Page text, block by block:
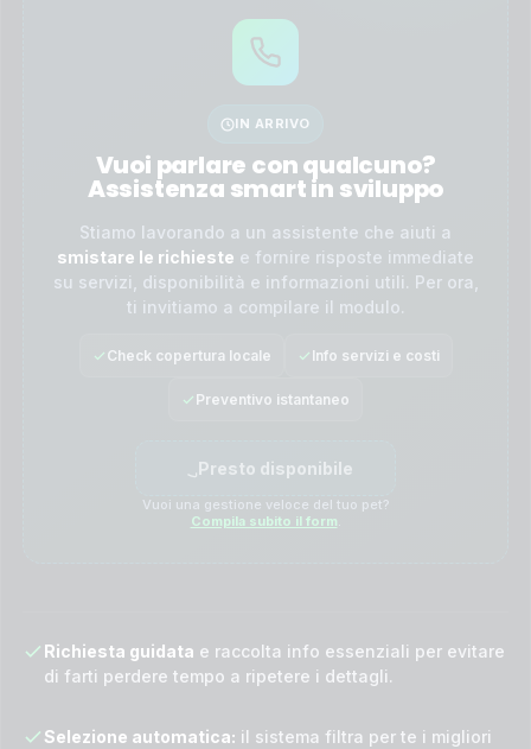
IN ARRIVO
Vuoi parlare con qualcuno?
Assistenza smart in sviluppo
Stiamo lavorando a un assistente che aiuti a
smistare le richieste e fornire risposte immediate
su servizi, disponibilità e informazioni utili. Per ora,
ti invitiamo a compilare il modulo.
Check copertura locale Info servizi e costi
Preventivo istantaneo
Presto disponibile
Vuoi una gestione veloce del tuo pet?
Compila subito il form.
Richiesta guidata e raccolta info essenziali per evitare
di farti perdere tempo a ripetere i dettagli.
Selezione automatica: il sistema filtra per te i migliori